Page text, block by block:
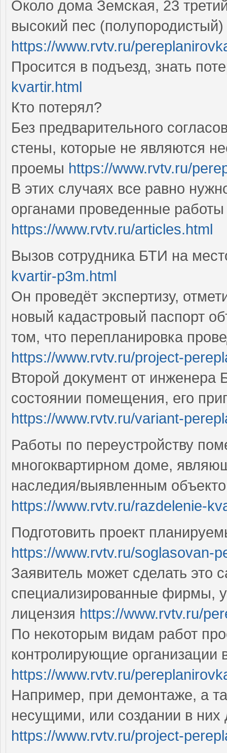
Около дома Земская, 23
высокий пес
https://www.rvtv.ru/
Просится в подъезд, знать
kvartir.html
Кто потерял?
Без предварительного
стены, которые не являются
проемы https://www.rvtv.ru/
В этих случаях все равно
органами проведенные
https://www.rvtv.ru/articles.html
Вызов сотрудника БТИ на
kvartir-p3m.html
Он проведёт экспертизу,
новый кадастровый паспорт
том, что перепланировка
https://www.rvtv.ru/project-
Второй документ от инженера
состоянии помещения, его
https://www.rvtv.ru/variant-
Работы по переустройству
многоквартирном доме,
наследия/выявленным
https://www.rvtv.ru/razdelenie-
Подготовить проект
https://www.rvtv.ru/soglasovan-
Заявитель может сделать это
специализированные фирмы,
лицензия https://www.rvtv.ru/
По некоторым видам работ
контролирующие организации
https://www.rvtv.ru/
Например, при демонтаже, а
несущими, или создании в них
https://www.rvtv.ru/project-